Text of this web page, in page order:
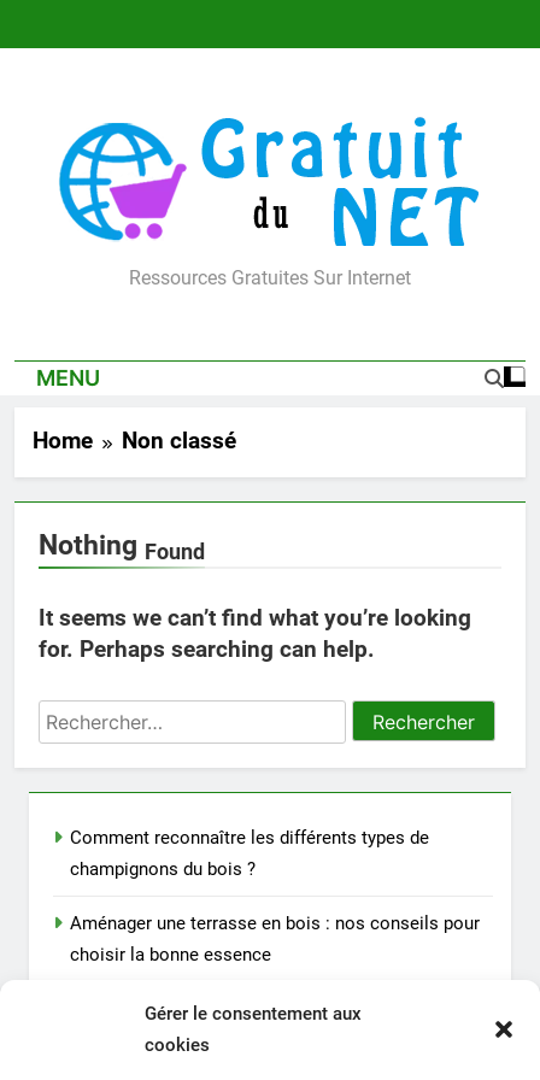
Gérer le consentement aux
cookies
to
Gratuit Du Net
Ressources Gratuites Sur Internet
MENU
Home Non classé
Nothing Found
It seems we can’t find what you’re looking
for. Perhaps searching can help.
Rechercher :
Comment reconnaître les différents types de
champignons du bois ?
Aménager une terrasse en bois : nos conseils pour
choisir la bonne essence
Quels sont les avantages du parquet contrecollé ?